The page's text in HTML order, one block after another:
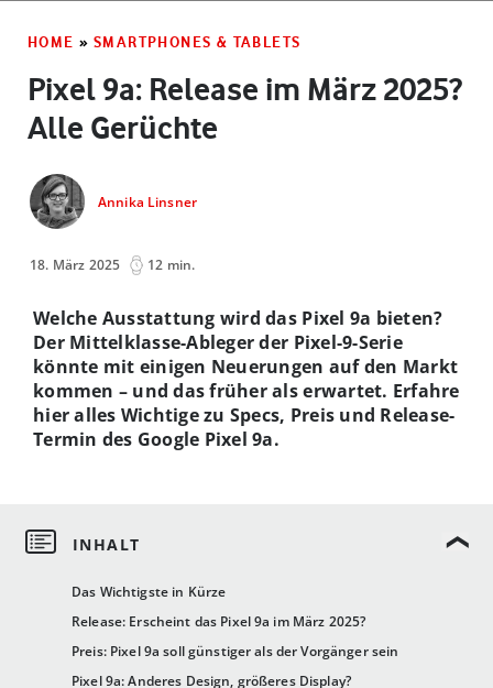
HOME » SMARTPHONES & TABLETS
Pixel 9a: Release im März 2025?
Alle Gerüchte
Annika Linsner
18. März 2025 12 min.
Das Wichtigste in Kürze
Release: Erscheint das Pixel 9a im März 2025?
Preis: Pixel 9a soll günstiger als der Vorgänger sein
Pixel 9a: Anderes Design, größeres Display?
Welche Ausstattung wird das Pixel 9a bieten?
Der Mittelklasse-Ableger der Pixel-9-Serie
könnte mit einigen Neuerungen auf den Markt
kommen – und das früher als erwartet. Erfahre
hier alles Wichtige zu Specs, Preis und Release-
Termin des Google Pixel 9a.